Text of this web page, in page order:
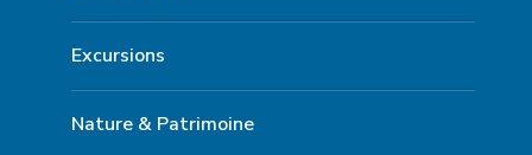
Excursions
Nature & Patrimoine